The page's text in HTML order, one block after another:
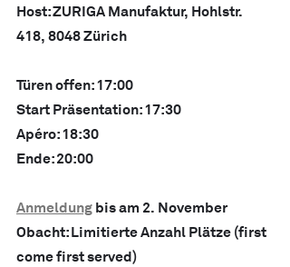
Host: ZURIGA Manufaktur, Hohlstr.
418, 8048 Zürich
Türen offen: 17:00
Start Präsentation: 17:30
Apéro: 18:30
Ende: 20:00
Anmeldung bis am 2. November
Obacht: Limitierte Anzahl Plätze (first
come first served)